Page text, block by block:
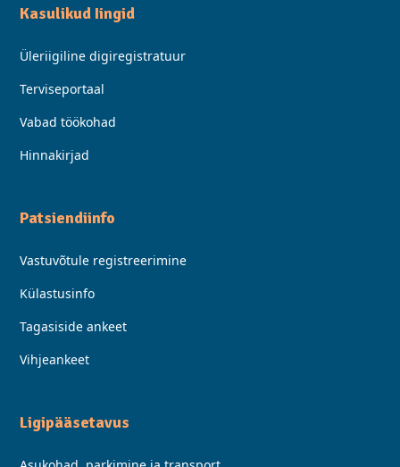
Kasulikud Iingid
Üleriigiline digiregistratuur
Terviseportaal
Vabad töökohad
Hinnakirjad
Patsiendiinfo
Vastuvõtule registreerimine
Külastusinfo
Tagasiside ankeet
Vihjeankeet
Ligipääsetavus